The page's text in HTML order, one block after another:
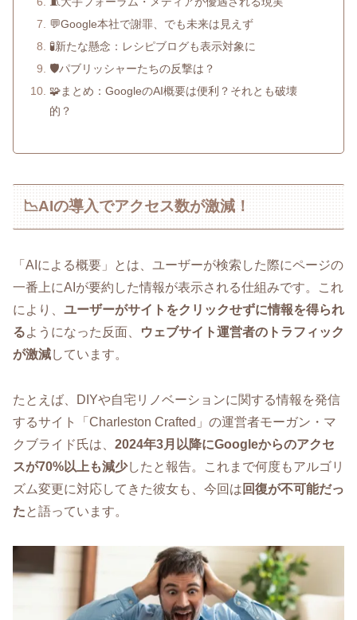
💬Google本社で謝罪、でも未来は見えず
🧪新たな懸念：レシピブログも表示対象に
🛡️パブリッシャーたちの反撃は？
🧩まとめ：GoogleのAI概要は便利？それとも破壊
的？
📉AIの導入でアクセス数が激減！
「AIによる概要」とは、ユーザーが検索した際にページの
一番上にAIが要約した情報が表示される仕組みです。これ
により、 ユーザーがサイトをクリックせずに情報を得られ
るようになった反面、
ウェブサイト運営者のトラフィック
が激減しています。
たとえば、DIYや自宅リノベーションに関する情報を発信
するサイト「Charleston Crafted」の運営者モーガン・マ
クブライド氏は、 2024年3月以降にGoogleからのアクセ
スが70%以上も減少したと報告。これまで何度もアルゴリ
ズム変更に対応してきた彼女も、今回は 回復が不可能だっ
たと語っています。